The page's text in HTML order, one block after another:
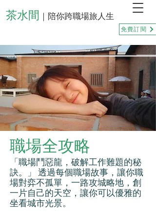
茶水間 ｜陪你跨職場旅人生
免費訂閱
職場全攻略
「職場鬥惡龍，破解工作難題的秘
訣。」 透過每個職場故事，讓你職
場對弈不孤單，一路攻城略地，創
一片自己的天空，讓你可以優雅的
坐看城市光景。